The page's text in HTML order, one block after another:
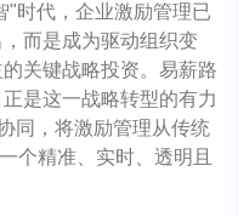
"时代，企业激励管理已
而是成为驱动组织变
关键战略投资。易薪路
是这一战略转型的有力
同，将激励管理从传统
个精准、实时、透明且